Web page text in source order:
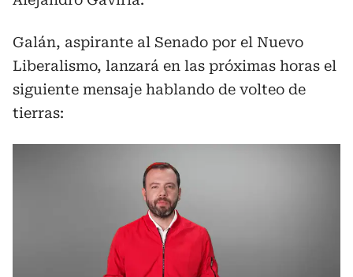
Galán, aspirante al Senado por el Nuevo
Liberalismo, lanzará en las próximas horas el
siguiente mensaje hablando de volteo de
tierras: